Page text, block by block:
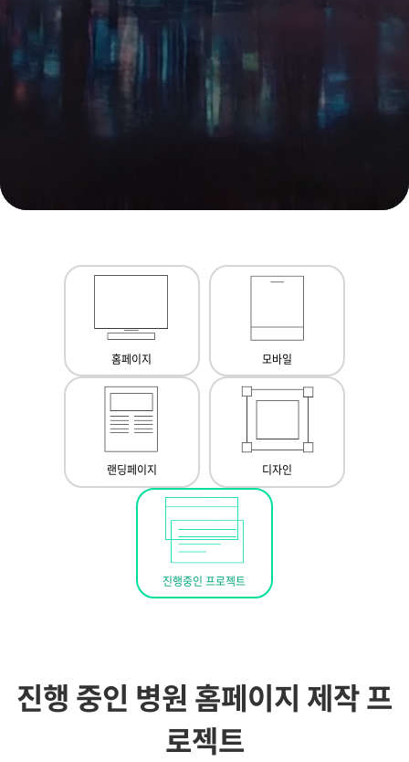
홈페이지 모바일
랜딩페이지 디자인
진행중인 프로젝트
진행 중인 병원 홈페이지 제작 프
로젝트